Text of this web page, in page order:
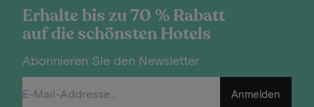
Erhalte bis zu 70 % Rabatt
auf die schönsten Hotels
Abonnieren Sie den Newsletter
Anmelden